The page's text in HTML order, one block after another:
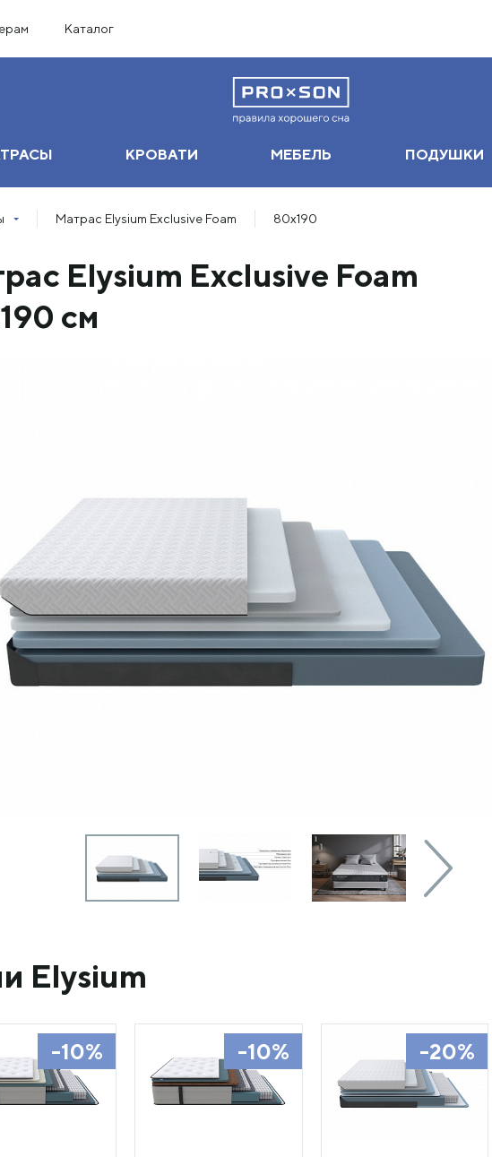
Каталог
КРОВАТИ МЕБЕЛЬ ПОДУШКИ
Матрас Elysium Exclusive Foam 80х190
Elysium Exclusive Foam
см
Elysium
-10% -10% -20%